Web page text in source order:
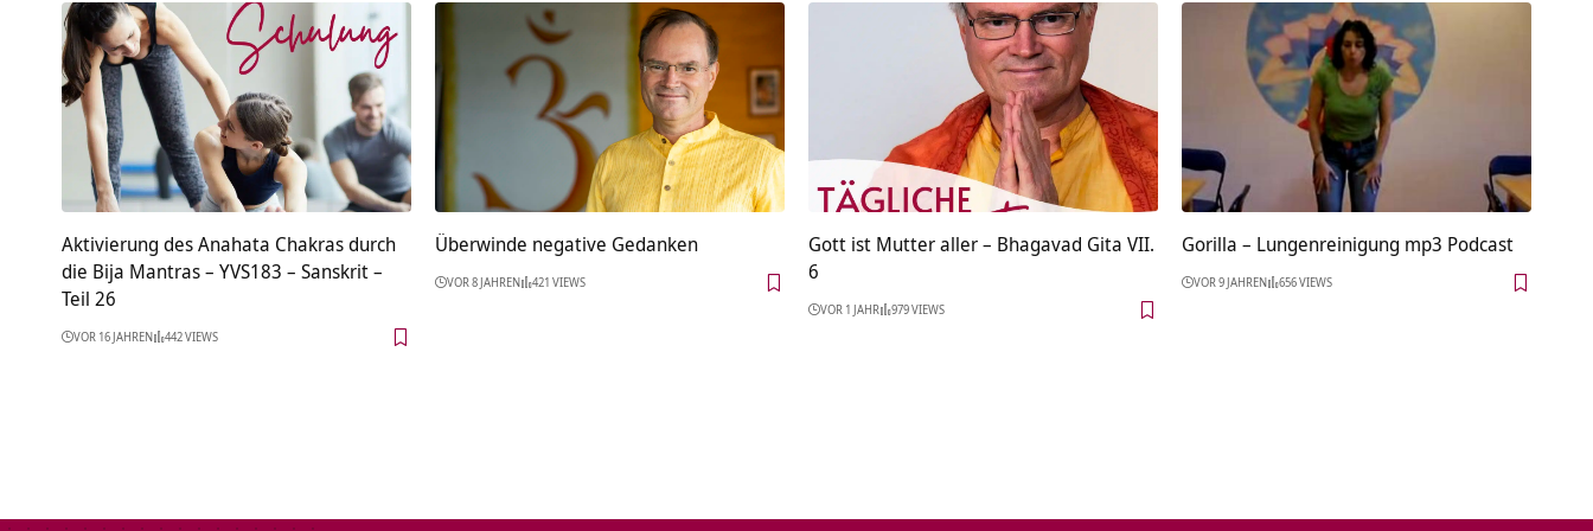
Aktivierung des Anahata Chakras durch
die Bija Mantras – YVS183 – Sanskrit –
Teil 26
VOR 16 JAHREN 442 VIEWS
Überwinde negative Gedanken
VOR 8 JAHREN 421 VIEWS
Gott ist Mutter aller – Bhagavad Gita VII.
6
VOR 1 JAHR 979 VIEWS
Gorilla – Lungenreinigung mp3 Podcast
VOR 9 JAHREN 656 VIEWS